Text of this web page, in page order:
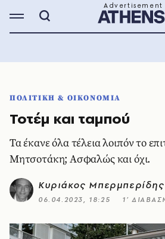
ΠΟΛΙΤΙΚΗ & ΟΙΚΟΝΟΜΙΑ
Τοτέμ και ταμπού
Τα έκανε όλα τέλεια λοιπόν το
Μητσοτάκη; Ασφαλώς και όχι.
Κυριάκος Μπερμπερίδης
06.04.2023, 18:25 1’